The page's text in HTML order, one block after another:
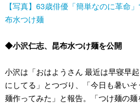
【写真】63歳俳優「簡単なのに革命
布水つけ麺
◆小沢仁志、昆布水つけ麺を公開
小沢は「おはようさん 最近は早寝早
にしてる」とつづり、「今日も暑い
麺作ってみた」と報告。「つけ麺の